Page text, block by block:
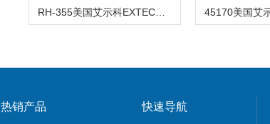
热销产品 快速导航